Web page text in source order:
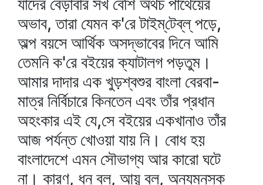
যাদের বেড়াবার সখ বেশি অথচ পাথেয়ের
অভাব, তারা যেমন ক'রে টাইম্‌টেব্‌ল্‌ পড়ে,
অল্প বয়সে আর্থিক অসদ্ভাবের দিনে আমি
তেমনি ক'রে বইয়ের ক্যাটালগ পড়তুম।
আমার দাদার এক খুড়শ্বশুর বাংলা বেরবা-
মাত্র নির্বিচারে কিনতেন এবং তাঁর প্রধান
অহংকার এই যে,সে বইয়ের একখানাও তাঁর
আজ পর্যন্ত খোওয়া যায় নি। বোধ হয়
বাংলাদেশে এমন সৌভাগ্য আর কারো ঘটে
না। কারণ, ধন বল, আয়ু বল, অন্যমনস্ক